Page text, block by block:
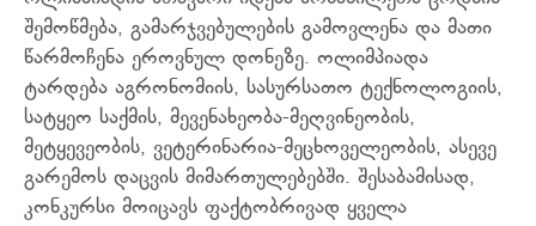
შემოწმება, გამარჯვებულების გამოვლენა და მათი
წარმოჩენა ეროვნულ დონეზე. ოლიმპიადა
ტარდება აგრონომიის, სასურსათო ტექნოლოგიის,
სატყეო საქმის, მევენახეობა-მეღვინეობის,
მეტყევეობის, ვეტერინარია-მეცხოველეობის, ასევე
გარემოს დაცვის მიმართულებებში. შესაბამისად,
კონკურსი მოიცავს ფაქტობრივად ყველა